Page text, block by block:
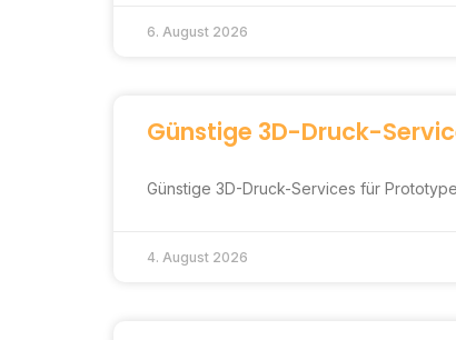
6. August 2026
Günstige 3D-Druck-
Günstige 3D-Druck-Services für
4. August 2026